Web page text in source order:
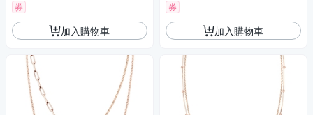
券
加入購物車
券
加入購物車